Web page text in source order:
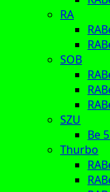
RA
SOB
SZU
Be
Thurbo